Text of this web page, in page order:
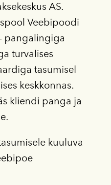
AS.
Veebipoodi
pangalingiga
turvalises
tasumisel
keskkonnas.
kliendi panga ja
kuuluva